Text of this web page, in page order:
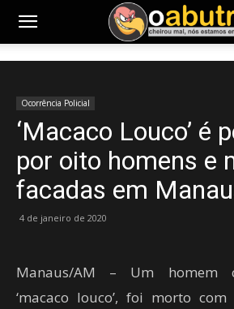
Ocorrência Policial
‘Macaco Louco’ é
por oito homens e
facadas em
4 de janeiro de 2020
Manaus/AM – Um homem
‘macaco louco’, foi morto